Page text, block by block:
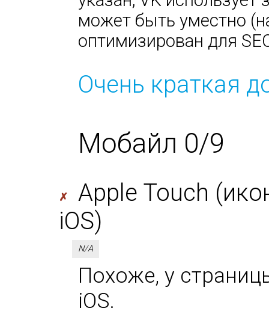
может быть уместно
оптимизирован для
Очень краткая
Мобайл 0/9
✗
Apple Touch
iOS)
N/A
Похоже, у
iOS.